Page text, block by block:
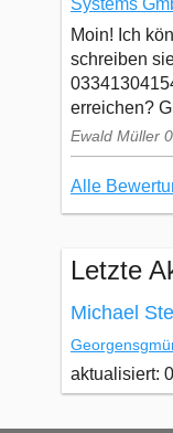
Systems
Moin! Ich
schreiben
erreichen?
Ewald Müller
Alle
Letzte
Michael
aktualisiert: